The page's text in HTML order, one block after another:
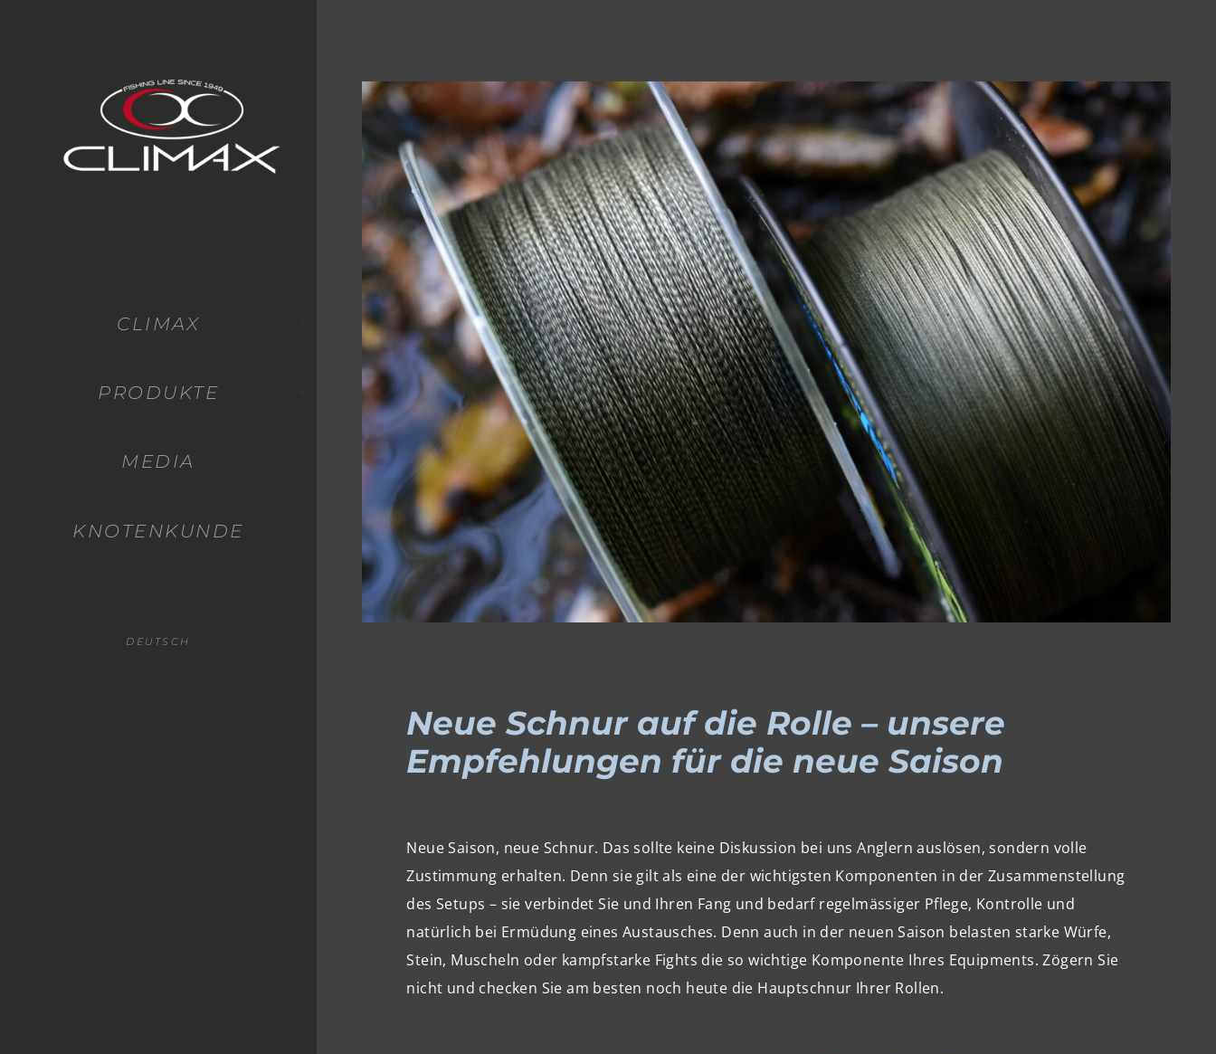
CLIMAX
PRODUKTE
MEDIA
KNOTENKUNDE
DEUTSCH
Neue Schnur auf die Rolle – unsere
Empfehlungen für die neue Saison
Neue Saison, neue Schnur. Das sollte keine Diskussion bei uns Anglern auslösen, sondern volle
Zustimmung erhalten. Denn sie gilt als eine der wichtigsten Komponenten in der Zusammenstellung
des Setups – sie verbindet Sie und Ihren Fang und bedarf regelmässiger Pflege, Kontrolle und
natürlich bei Ermüdung eines Austausches. Denn auch in der neuen Saison belasten starke Würfe,
Stein, Muscheln oder kampfstarke Fights die so wichtige Komponente Ihres Equipments. Zögern Sie
nicht und checken Sie am besten noch heute die Hauptschnur Ihrer Rollen.